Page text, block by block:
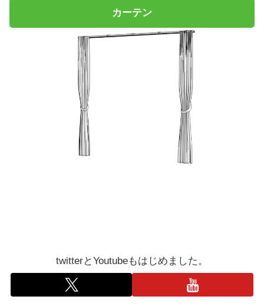
カーテン
twitterとYoutubeもはじめました。